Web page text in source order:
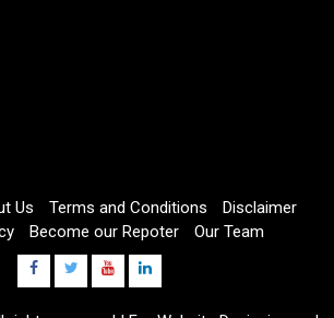
Us Terms and Conditions
Disclaimer
Become our Repoter
Our Team
Facebook
TwitterYoutubeLinkdin